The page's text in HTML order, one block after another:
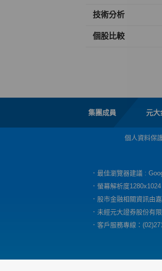
技術分析
個股比較
集團成員 元大
個人資料保
．最佳瀏覽器建議 :
．螢幕解析度1280x1024
．股市金融相關資訊由
．未經元大證券股份有
．客戶服務專線：